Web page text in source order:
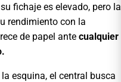
fichaje es elevado, pero la
rendimiento con la
de papel ante cualquier
esquina, el central busca